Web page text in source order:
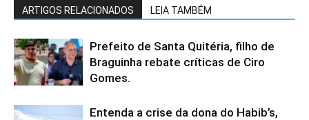
ARTIGOS RELACIONADOS LEIA TAMBÉM
Prefeito de Santa Quitéria, filho de
Braguinha rebate críticas de Ciro
Gomes.
Entenda a crise da dona do Habib’s,